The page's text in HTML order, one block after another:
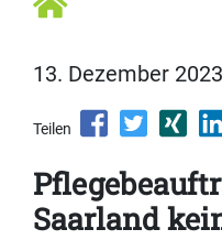
13. Dezember
Teilen
Saarland